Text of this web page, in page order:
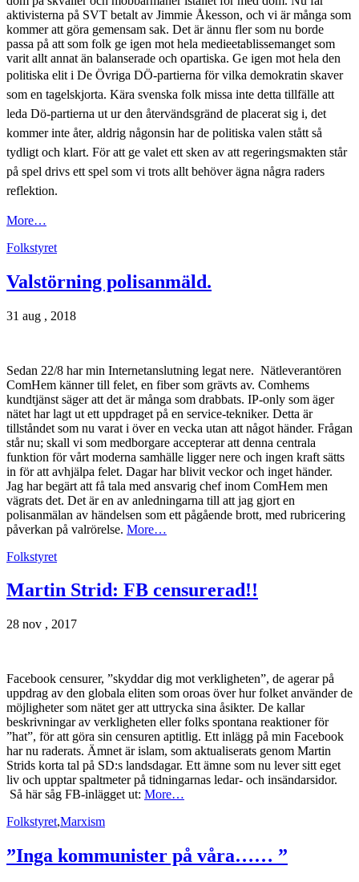
aktivisterna på SVT betalt av Jimmie Åkesson, och vi är många som
kommer att göra gemensam sak. Det är ännu fler som nu borde
passa på att som folk ge igen mot hela medieetablissemanget som
varit allt annat än balanserade och opartiska. Ge igen mot hela den
politiska elit i De Övriga DÖ-partierna för vilka demokratin skaver
som en tagelskjorta. Kära svenska folk missa inte detta tillfälle att
leda Dö-partierna ut ur den återvändsgränd de placerat sig i, det
kommer inte åter, aldrig någonsin har de politiska valen stått så
tydligt och klart. För att ge valet ett sken av att regeringsmakten står
på spel drivs ett spel som vi trots allt behöver ägna några raders
reflektion.
More…
Folkstyret
Valstörning polisanmäld.
31 aug , 2018
Sedan 22/8 har min Internetanslutning legat nere. Nätleverantören
ComHem känner till felet, en fiber som grävts av. Comhems
kundtjänst säger att det är många som drabbats. IP-only som äger
nätet har lagt ut ett uppdraget på en service-tekniker. Detta är
tillståndet som nu varat i över en vecka utan att något händer. Frågan
står nu; skall vi som medborgare accepterar att denna centrala
funktion för vårt moderna samhälle ligger nere och ingen kraft sätts
in för att avhjälpa felet. Dagar har blivit veckor och inget händer.
Jag har begärt att få tala med ansvarig chef inom ComHem men
vägrats det. Det är en av anledningarna till att jag gjort en
polisanmälan av händelsen som ett pågående brott, med rubricering
påverkan på valrörelse. More…
Folkstyret
Martin Strid: FB censurerad!!
28 nov , 2017
Facebook censurer, ”skyddar dig mot verkligheten”, de agerar på
uppdrag av den globala eliten som oroas över hur folket använder de
möjligheter som nätet ger att uttrycka sina åsikter. De kallar
beskrivningar av verkligheten eller folks spontana reaktioner för
”hat”, för att göra sin censuren aptitlig. Ett inlägg på min Facebook
har nu raderats. Ämnet är islam, som aktualiserats genom Martin
Strids korta tal på SD:s landsdagar. Ett ämne som nu lever sitt eget
liv och upptar spaltmeter på tidningarnas ledar- och insändarsidor.
Så här såg FB-inlägget ut: More…
Folkstyret,Marxism
”Inga kommunister på våra…… ”